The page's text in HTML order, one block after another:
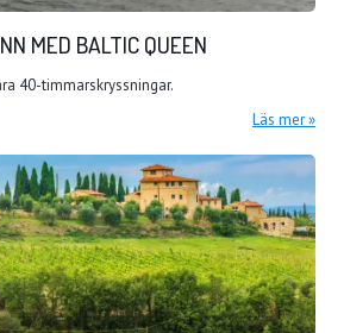
MED BALTIC QUEEN
40-timmarskryssningar.
Läs mer